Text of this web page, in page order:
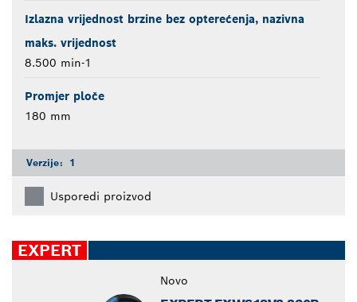
Izlazna vrijednost brzine bez opterećenja, nazivna
maks. vrijednost
8.500 min-1
Promjer ploče
180 mm
Verzije: 1
Usporedi proizvod
EXPERT
Novo